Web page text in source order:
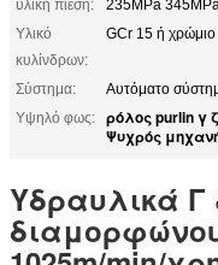
υλική πίεση:
235MPa
Υλικό
κυλίνδρων:
GCr 15 ή χρώμιο
Σύστημα:
Αυτόματο
Υψηλό φως:
ρόλος purlin γ
Ψυχρός
Υδραυλικά Γ